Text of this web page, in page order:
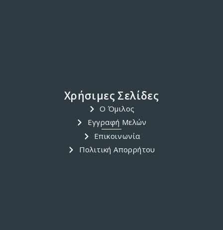
Χρήσιμες Σελίδες
Ο Όμιλος
Εγγραφή Μελών
Επικοινωνία
Πολιτική Απορρήτου